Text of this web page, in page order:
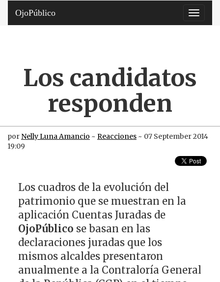
Toggle
OjoPúblico
Los candidatos
responden
por Nelly Luna Amancio ~ Reacciones ~ 07 September 2014
19:09
Los cuadros de la evolución del
patrimonio que se muestran en la
aplicación Cuentas Juradas de
OjoPúblico se basan en las
declaraciones juradas que los
mismos alcaldes presentaron
anualmente a la Contraloría General